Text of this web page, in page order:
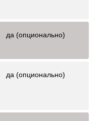
да (опционально)
да (опционально)